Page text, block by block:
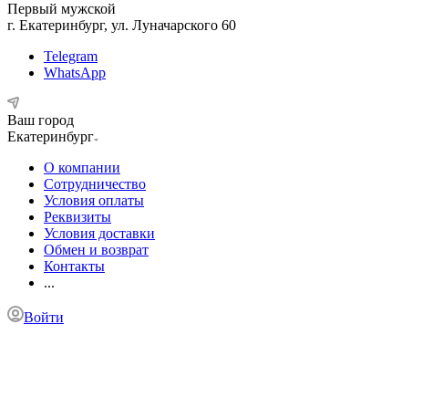
Первый мужской
г. Екатеринбург, ул. Луначарского 60
Telegram
WhatsApp
Ваш город
Екатеринбург
О компании
Сотрудничество
Условия оплаты
Реквизиты
Условия доставки
Обмен и возврат
Контакты
...
Войти